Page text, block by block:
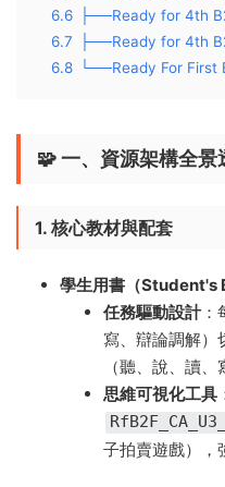
6.6
├──Ready for 4th
6.7
├──Ready for 4th
6.8
└──Ready For First
🧩 ​一、資源架構全景
1. 核心教材與配套
學生用書（Student's
任務驅動設計：
寫、辯論調解
（聽、說、讀、
思維可視化工具
子拍賣遊戲），